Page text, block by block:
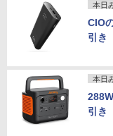
本日
CIO
引き
本日
引き